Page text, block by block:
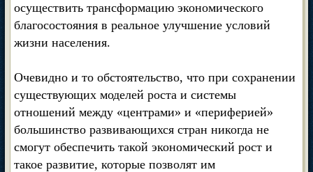
осуществить трансформацию экономического
благосостояния в реальное улучшение условий
жизни населения.
Очевидно и то обстоятельство, что при сохранении
существующих моделей роста и системы
отношений между «центрами» и «периферией»
большинство развивающихся стран никогда не
смогут обеспечить такой экономический рост и
такое развитие, которые позволят им